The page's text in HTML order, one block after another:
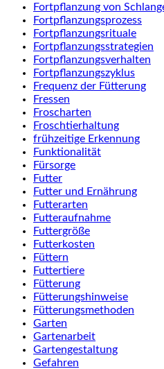
Fortpflanzung von
Fortpflanzungsprozess
Fortpflanzungsrituale
Fortpflanzungsstrategien
Fortpflanzungsverhalten
Fortpflanzungszyklus
Frequenz der Fütterung
Fressen
Froscharten
Froschtierhaltung
frühzeitige Erkennung
Funktionalität
Fürsorge
Futter
Futter und Ernährung
Futterarten
Futteraufnahme
Futtergröße
Futterkosten
Füttern
Futtertiere
Fütterung
Fütterungshinweise
Fütterungsmethoden
Garten
Gartenarbeit
Gartengestaltung
Gefahren